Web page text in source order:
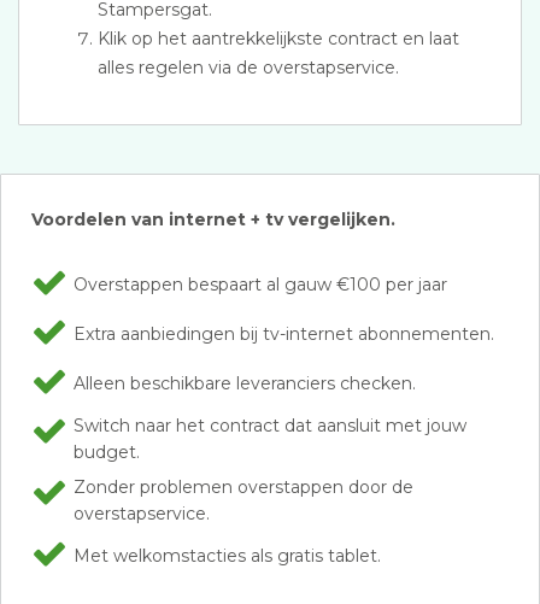
Stampersgat.
Klik op het aantrekkelijkste contract en laat
alles regelen via de overstapservice.
Voordelen van internet + tv vergelijken.
Overstappen bespaart al gauw €100 per jaar
Extra aanbiedingen bij tv-internet abonnementen.
Alleen beschikbare leveranciers checken.
Switch naar het contract dat aansluit met jouw
budget.
Zonder problemen overstappen door de
overstapservice.
Met welkomstacties als gratis tablet.